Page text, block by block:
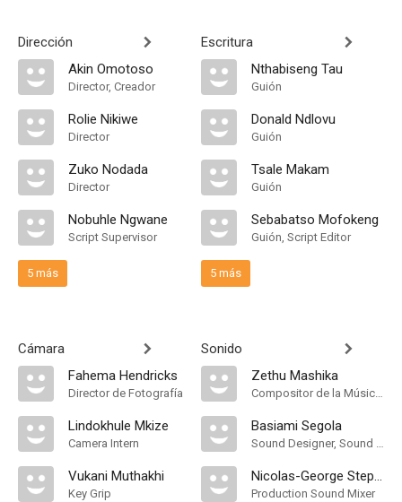
Dirección
Akin Omotoso
Director, Creador
Rolie Nikiwe
Director
Zuko Nodada
Director
Nobuhle Ngwane
Script Supervisor
5 más
Cámara
Fahema Hendricks
Director de Fotografía
Lindokhule Mkize
Camera Intern
Vukani Muthakhi
Key Grip
Escritura
Nthabiseng Tau
Guión
Donald Ndlovu
Guión
Tsale Makam
Guión
Sebabatso Mofokeng
Guión, Script Editor
5 más
Sonido
Zethu Mashika
Compositor de la Música Original
Basiami Segola
Sound Designer, Sound Effects Editor, Supervising Sound Editor
Nicolas-George Stephens
Production Sound Mixer